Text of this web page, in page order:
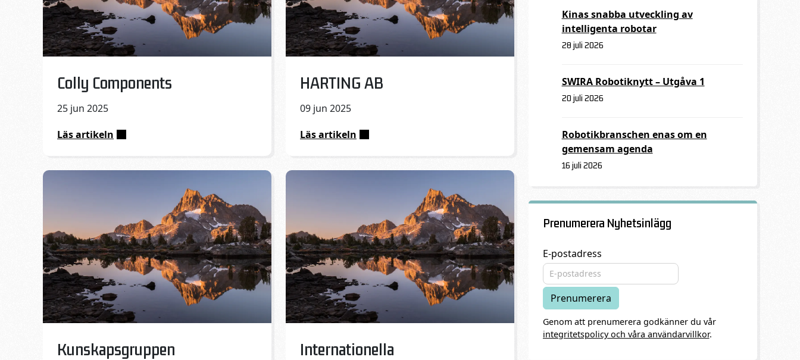
Colly Components
Published on:
25 jun 2025
Läs artikeln
:
Components
HARTING AB
Published on:
09 jun 2025
Läs artikeln
:
AB
Kunskapsgruppen
Published on:
Internationella
Published on:
Kinas snabba utveckling av
intelligenta robotar
28 juli 2026
SWIRA Robotiknytt – Utgåva 1
20 juli 2026
Robotikbranschen enas om en
gemensam agenda
16 juli 2026
Prenumerera Nyhetsinlägg
E-postadress
Genom att prenumerera godkänner du vår
integritetspolicy och våra användarvillkor.